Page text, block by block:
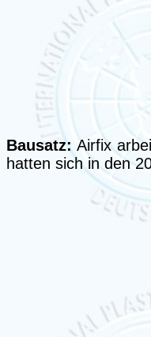
Bausatz: Airfix
hatten sich in den